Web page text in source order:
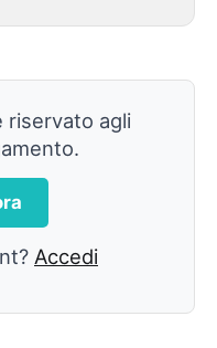
riservato agli
Accedi